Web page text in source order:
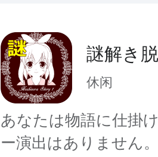
謎解き
ム 星空
休闲
あなたは物語に仕掛
ー演出はありません